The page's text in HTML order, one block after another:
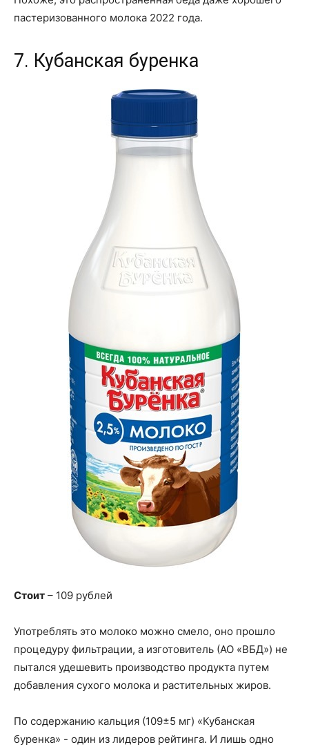
пастеризованного молока 2022 года.
7. Кубанская буренка
Стоит – 109 рублей
Употреблять это молоко можно смело, оно прошло
процедуру фильтрации, а изготовитель (АО «ВБД») не
пытался удешевить производство продукта путем
добавления сухого молока и растительных жиров.
По содержанию кальция (109±5 мг) «Кубанская
буренка» - один из лидеров рейтинга. И лишь одно